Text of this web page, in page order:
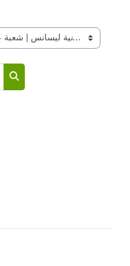
Rechercher des cours